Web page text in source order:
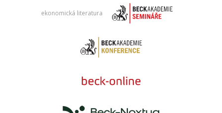
ekonomická literatura